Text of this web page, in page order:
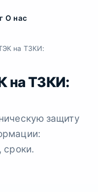
О нас
на ТЗКИ:
на ТЗКИ:
защиту
сроки.